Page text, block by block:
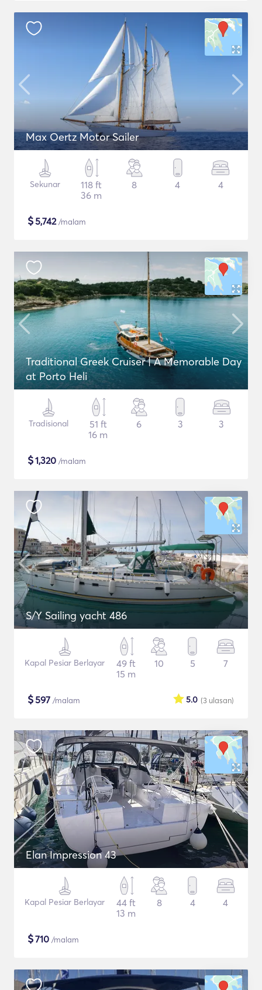
Max Oertz Motor Sailer
Sekunar
118 ft
36 m
8 4 4
$5,742/malam
Traditional Greek Cruiser | A Memorable Day
at Porto Heli
Tradisional
51 ft
16 m
6 3 3
$1,320 /malam
S/Y Sailing yacht 486
Kapal Pesiar Berlayar
49 ft
15 m
10 5 7
$597 /malam (3 ulasan)
5.0
Elan Impression 43
Kapal Pesiar Berlayar
44 ft
13 m
8 4 4
$710 /malam